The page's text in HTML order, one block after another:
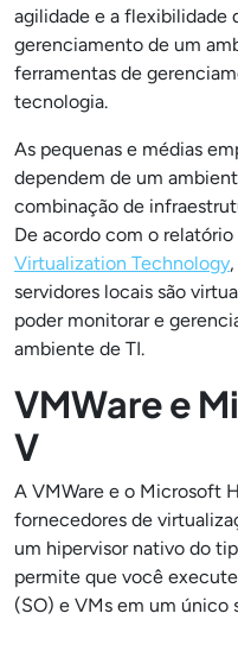
agilidade e a flexibilidade
gerenciamento de um
ferramentas de
tecnologia.
As pequenas e médias
dependem de um
combinação de
De acordo com o relatório
Virtualization Technology
servidores locais são
poder monitorar e
ambiente de TI.
VMWare e
V
A VMWare e o Microsoft
fornecedores de
um hipervisor nativo do
permite que você
(SO) e VMs em um único